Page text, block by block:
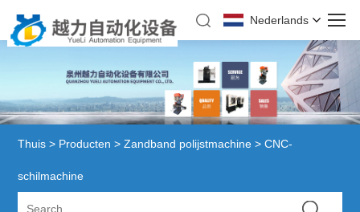
Nederlands
Thuis > Producten >Zandband polijstmachine > CNC-
schilmachine